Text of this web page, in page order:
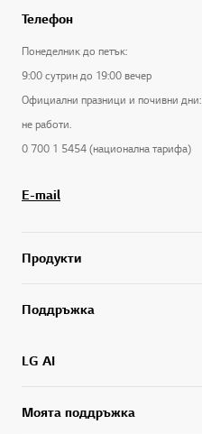
Телефон
Понеделник до петък:
9:00 сутрин до 19:00 вечер
Официални празници и почивни дни:
не работи.
0 700 1 5454 (национална тарифа)
E-mail
Продукти
Поддръжка
LG AI
Моята поддръжка